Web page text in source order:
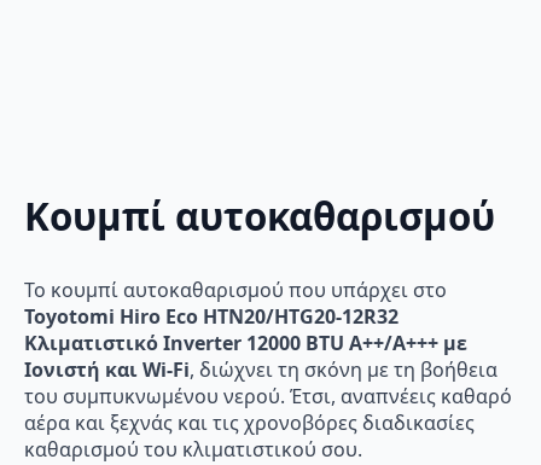
Κουμπί αυτοκαθαρισμού
Το κουμπί αυτοκαθαρισμού που υπάρχει στο
Toyotomi Hiro Eco HTN20/HTG20-12R32
Κλιματιστικό Inverter 12000 BTU A++/A+++ με
Ιονιστή και Wi-Fi, διώχνει τη σκόνη με τη βοήθεια
του συμπυκνωμένου νερού. Έτσι, αναπνέεις καθαρό
αέρα και ξεχνάς και τις χρονοβόρες διαδικασίες
καθαρισμού του κλιματιστικού σου.